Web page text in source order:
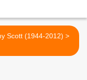
Tony Scott (1944-2012) >